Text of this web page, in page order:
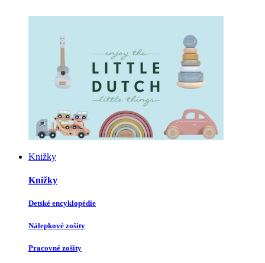
Knižky
Knižky
Detské encyklopédie
Nálepkové zošity
Pracovné zošity